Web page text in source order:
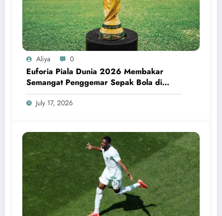
Aliya 0
Euforia Piala Dunia 2026 Membakar
Semangat Penggemar Sepak Bola di
Seluruh Dunia
July 17, 2026